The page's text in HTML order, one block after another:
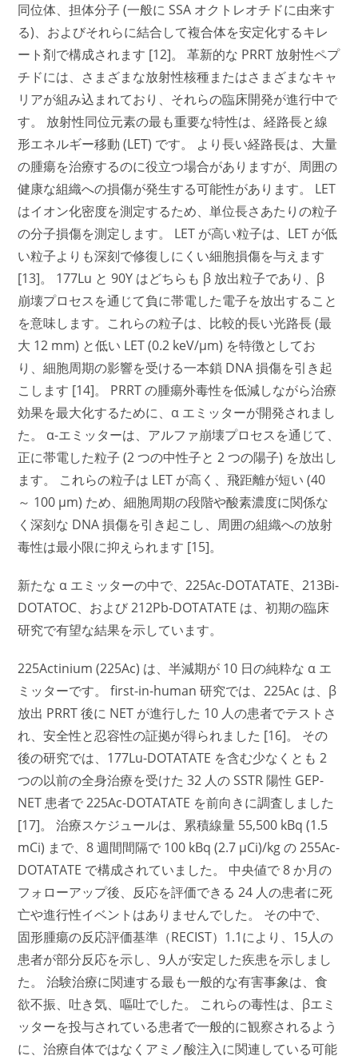
同位体、担体分子 (一般に SSA オクトレオチドに由来す
る)、およびそれらに結合して複合体を安定化するキレ
ート剤で構成されます [12]。 革新的な PRRT 放射性ペプ
チドには、さまざまな放射性核種またはさまざまなキャ
リアが組み込まれており、それらの臨床開発が進行中で
す。 放射性同位元素の最も重要な特性は、経路長と線
形エネルギー移動 (LET) です。 より長い経路長は、大量
の腫瘍を治療するのに役立つ場合がありますが、周囲の
健康な組織への損傷が発生する可能性があります。 LET
はイオン化密度を測定するため、単位長さあたりの粒子
の分子損傷を測定します。 LET が高い粒子は、LET が低
い粒子よりも深刻で修復しにくい細胞損傷を与えます
[13]。 177Lu と 90Y はどちらも β 放出粒子であり、β
崩壊プロセスを通じて負に帯電した電子を放出すること
を意味します。これらの粒子は、比較的長い光路長 (最
大 12 mm) と低い LET (0.2 keV/µm) を特徴としてお
り、細胞周期の影響を受ける一本鎖 DNA 損傷を引き起
こします [14]。 PRRT の腫瘍外毒性を低減しながら治療
効果を最大化するために、α エミッターが開発されまし
た。 α-エミッターは、アルファ崩壊プロセスを通じて、
正に帯電した粒子 (2 つの中性子と 2 つの陽子) を放出し
ます。 これらの粒子は LET が高く、飛距離が短い (40
～ 100 μm) ため、細胞周期の段階や酸素濃度に関係な
く深刻な DNA 損傷を引き起こし、周囲の組織への放射
毒性は最小限に抑えられます [15]。
新たな α エミッターの中で、225Ac-DOTATATE、213Bi-
DOTATOC、および 212Pb-DOTATATE は、初期の臨床
研究で有望な結果を示しています。
225Actinium (225Ac) は、半減期が 10 日の純粋な α エ
ミッターです。 first-in-human 研究では、225Ac は、β
放出 PRRT 後に NET が進行した 10 人の患者でテストさ
れ、安全性と忍容性の証拠が得られました [16]。 その
後の研究では、177Lu-DOTATATE を含む少なくとも 2
つの以前の全身治療を受けた 32 人の SSTR 陽性 GEP-
NET 患者で 225Ac-DOTATATE を前向きに調査しました
[17]。 治療スケジュールは、累積線量 55,500 kBq (1.5
mCi) まで、8 週間間隔で 100 kBq (2.7 μCi)/kg の 255Ac-
DOTATATE で構成されていました。 中央値で 8 か月の
フォローアップ後、反応を評価できる 24 人の患者に死
亡や進行性イベントはありませんでした。 その中で、
固形腫瘍の反応評価基準（RECIST）1.1により、15人の
患者が部分反応を示し、9人が安定した疾患を示しまし
た。 治験治療に関連する最も一般的な有害事象は、食
欲不振、吐き気、嘔吐でした。 これらの毒性は、βエミ
ッターを投与されている患者で一般的に観察されるよう
に、治療自体ではなくアミノ酸注入に関連している可能